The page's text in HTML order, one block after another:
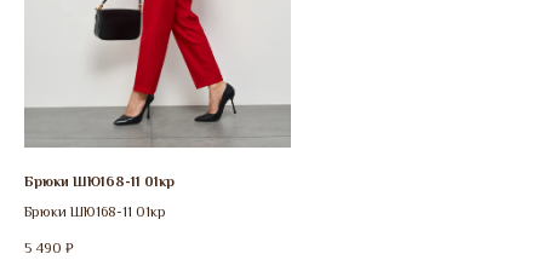
Брюки ШЮ168-11 01кр
Брюки ШЮ168-11 01кр
5 490 ₽